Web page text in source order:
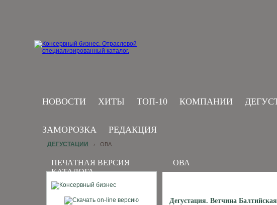
НОВОСТИ ХИТЫ ТОП-10 КОМПАНИИ
ЗАМОРОЗКА РЕДАКЦИЯ
ПЕЧАТНАЯ ВЕРСИЯ
КАТАЛОГА
ДЕГУСТАЦИИ › ОВА
ОВА
Дегустация. Ветчина